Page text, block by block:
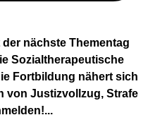
nächste Thementag
Sozialtherapeutische
Fortbildung nähert sich
von Justizvollzug, Strafe